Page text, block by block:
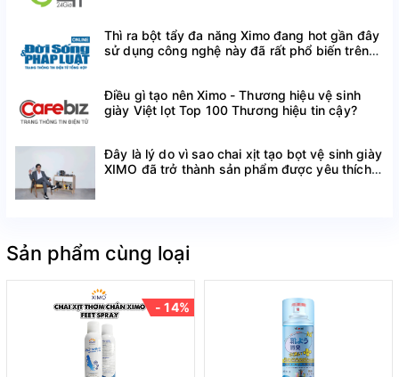
TẠI SAO BẠN NÊN PHẢI LỰA CHỌN
SẢN PHẨM CỦA XIMO?
- THƯƠNG HIỆU TOP 1 THỊ TRƯỜNG VIỆT NAM
LĨNH VỰC CHĂM SÓC GIÀY
Với hơn 7 năm kinh nghiệm, XIMO tự hào đã xây dựng
được lòng tin và sự đánh giá cao từ phía người tiêu
phụ kiện chăm sóc giày chất lượng và đáng tin cậy,
đồng thời tạo ra những trải nghiệm vượt trội cho khách
hàng. Không chỉ là thương hiệu hàng đầu trong lĩnh
vực phụ kiện chăm sóc giày tại Việt Nam, mà còn đặt
mục tiêu phát triển trở thành một thương hiệu uy tín và
tiên phong trong lĩnh vực này tại Đông Nam Á.
Thì ra bột tẩy đa năng Ximo đang hot gần đây
sử dụng công nghệ này đã rất phổ biến trên
Điều gì tạo nên Ximo - Thương hiệu vệ sinh
giày Việt lọt Top 100 Thương hiệu tin cậy?
Đây là lý do vì sao chai xịt tạo bọt vệ sinh giày
XIMO đã trở thành sản phẩm được yêu thích
Sản phẩm cùng loại
- 14%